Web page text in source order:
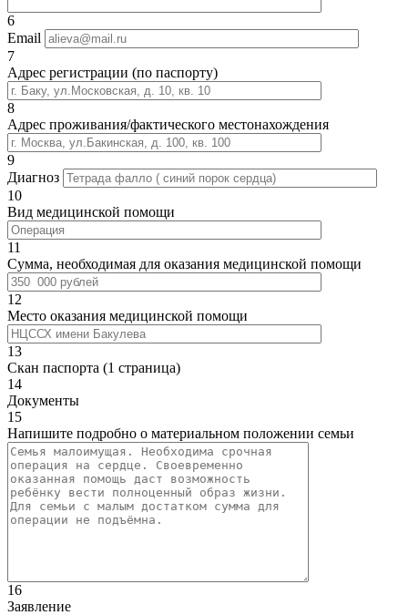
6
Email
7
Адрес регистрации (по паспорту)
8
Адрес проживания/фактического местонахождения
9
Диагноз
10
Вид медицинской помощи
11
Сумма, необходимая для оказания медицинской помощи
12
Место оказания медицинской помощи
13
Скан паспорта (1 страница)
14
Документы
15
Напишите подробно о материальном положении семьи
16
Заявление